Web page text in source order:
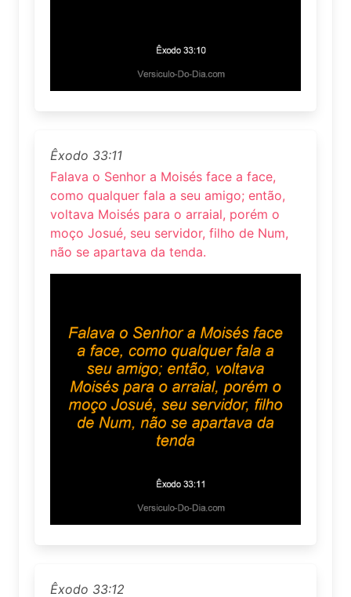
Êxodo 33:11
Falava o Senhor a Moisés face a face,
como qualquer fala a seu amigo; então,
voltava Moisés para o arraial, porém o
moço Josué, seu servidor, filho de Num,
não se apartava da tenda.
Êxodo 33:12